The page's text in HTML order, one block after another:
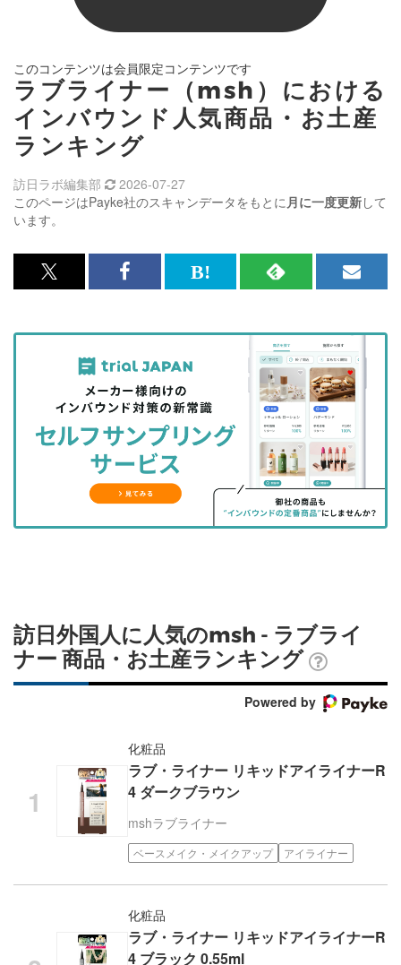
このコンテンツは会員限定コンテンツです
ラブライナー（msh）における
インバウンド人気商品・お土産
ランキング
このページはPayke社のスキャンデータをもとに月に一度更新して
います。
訪日ラボ編集部 2026-07-27
x<br>
記
を
シ
ェ
る
Facebook<br>
記
事
を
シ
ェ
ア
す
る
は
な
ッ
ク
マ
に
RSS
記
事
を
購
読
す
る
メ
マ
ガ
登
録
す
る
訪日外国人に人気のmsh - ラブライ
ナー 商品・お土産ランキング
Powered by
化粧品
ラブ・ライナー リキッドアイライナーR
4 ダークブラウン
mshラブライナー
ベースメイク・メイクアップ アイライナー
化粧品
ラブ・ライナー リキッドアイライナーR
4 ブラック 0.55ml